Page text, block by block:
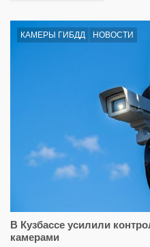
КАМЕРЫ ГИБДД НОВОСТИ
В Кузбассе усилили
камерами